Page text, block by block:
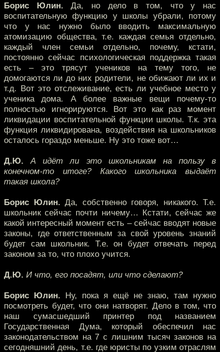
Борис Юлин. Да, но дело в том, что у нас
воспитательную функцию у школы убрали, потому
что у нас нужно было вводить максимальную
атомизацию общества, т.е. каждая семья отдельно,
каждый член семьи отдельно, почему, кстати,
постоянно сейчас психологическая поддержка такая
есть – это трясут учеников на тему того, не
домогаются ли до них родители, не обижают ли их и
т.д. Вот это отслеживание, есть ли учебное место у
ученика дома. А более важные вещи почему-то
полностью игнорируются. Вот это как раз момент
ликвидации воспитательной функции школы. Т.к. эта
функция ликвидирована, воздействия на школьников
осталось гораздо меньше. Ну это тоже вот…
Д.Ю. А идёт ли это школьникам на пользу в
конечном-то итоге? Какого школьника выдаёт
такая школа?
Борис Юлин. Да, собственно говоря, никакого. Т.е.
школьник сейчас почти ничему… Кстати, сейчас же
какой интересный момент есть – сейчас вводят новые
законы, где ответственным за свой уровень знаний
будет сам школьник. Т.е. он будет отвечать перед
законом за то, что плохо учится.
Д.Ю. И что, его посадят, или что сделают?
Борис Юлин. Ну, пока я ещё не знаю, там нужно
посмотреть будет, что они натворят. Дело в том, что
наш сумасшедший принтер под названием
Государственная Дума, который обеспечил нас
законодательством на 7 с лишним тысяч законов на
сегодняшний день, т.е. где юристы по узким отраслям